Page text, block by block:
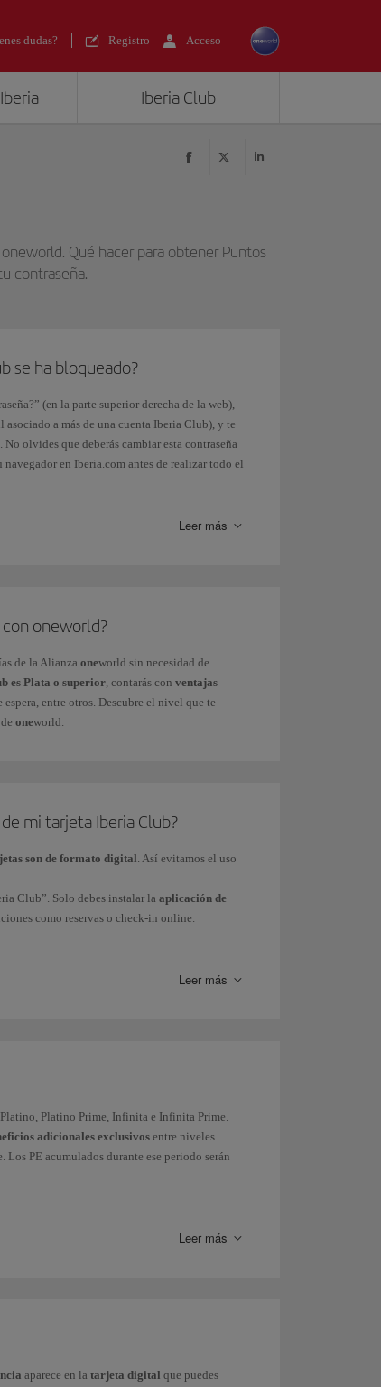
dudas? Registro Acceso
Iberia Club
Qué hacer para obtener Puntos
contraseña.
se ha bloqueado?
(en la parte superior derecha de la web),
a más de una cuenta Iberia Club), y te
olvides que deberás cambiar esta contraseña
en Iberia.com antes de realizar todo el
mismo sistema al introducirlo. Recuerda que
Leer más
oneworld?
de la Alianza oneworld sin necesidad de
es Plata o superior, contarás con ventajas
entre otros. Descubre el nivel que te
oneworld.
mi tarjeta Iberia Club?
son de formato digital. Así evitamos el uso
Club”. Solo debes instalar la aplicación de
como reservas o check-in online.
Leer más
Platino Prime, Infinita e Infinita Prime.
adicionales exclusivos entre niveles.
PE acumulados durante ese periodo serán
obtención de Puntos Elite
Leer más
aparece en la tarjeta digital que puedes